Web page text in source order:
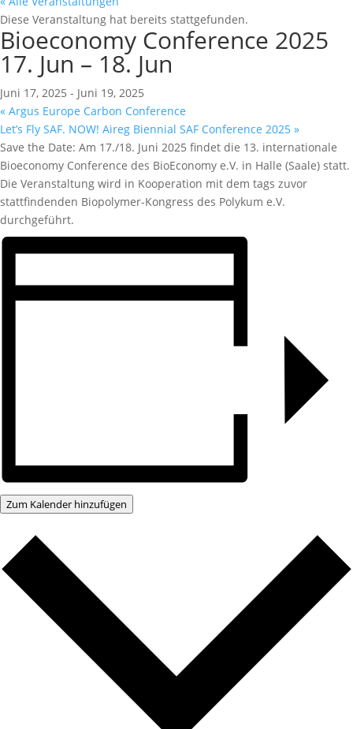
Diese Veranstaltung hat bereits stattgefunden.
Bioeconomy Conference 2025
17. Jun – 18. Jun
Juni 17, 2025 - Juni 19, 2025
« Argus Europe Carbon Conference
Let’s Fly SAF. NOW! Aireg Biennial SAF Conference 2025 »
Save the Date: Am 17./18. Juni 2025 findet die 13. internationale
Bioeconomy Conference des BioEconomy e.V. in Halle (Saale) statt.
Die Veranstaltung wird in Kooperation mit dem tags zuvor
stattfindenden Biopolymer-Kongress des Polykum e.V.
durchgeführt.
Zum Kalender hinzufügen